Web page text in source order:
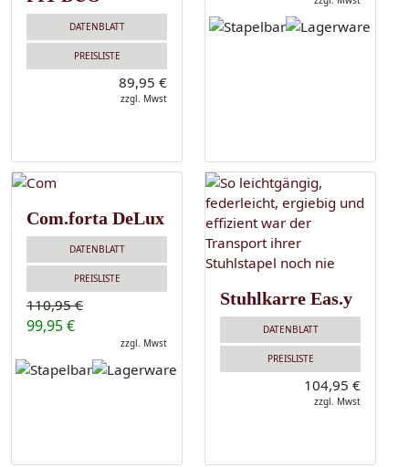
DATENBLATT
PREISLISTE
89,95 €
zzgl. Mwst
Com.forta DeLux
DATENBLATT
PREISLISTE
110,95 €
99,95 €
zzgl. Mwst
Stuhlkarre Eas.y
DATENBLATT
PREISLISTE
104,95 €
zzgl. Mwst